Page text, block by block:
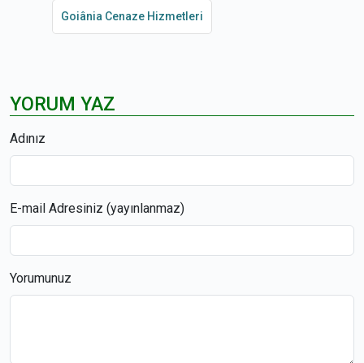
Goiânia Cenaze Hizmetleri
YORUM YAZ
Adınız
E-mail Adresiniz (yayınlanmaz)
Yorumunuz